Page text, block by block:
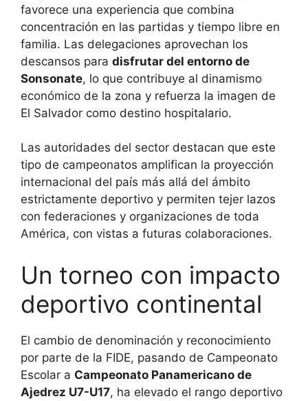
favorece una experiencia que combina
concentración en las partidas y tiempo libre en
familia. Las delegaciones aprovechan los
descansos para disfrutar del entorno de
Sonsonate, lo que contribuye al dinamismo
económico de la zona y refuerza la imagen de
El Salvador como destino hospitalario.
Las autoridades del sector destacan que este
tipo de campeonatos amplifican la proyección
internacional del país más allá del ámbito
estrictamente deportivo y permiten tejer lazos
con federaciones y organizaciones de toda
América, con vistas a futuras colaboraciones.
Un torneo con impacto
deportivo continental
El cambio de denominación y reconocimiento
por parte de la FIDE, pasando de Campeonato
Escolar a Campeonato Panamericano de
Ajedrez U7-U17, ha elevado el rango deportivo